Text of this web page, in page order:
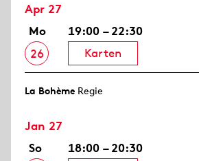
Apr 27
Mo
26
19:00 – 22:30
Karten
La Bohème Regie
Jan 27
So
18:00 – 20:30